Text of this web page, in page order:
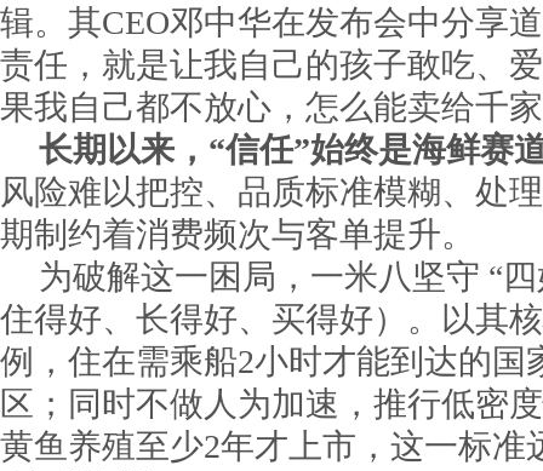
辑。其CEO邓中华在发布会中分享
责任，就是让我自己的孩子敢吃、
果我自己都不放心，怎么能卖给千
长期以来，“信任”始终是海鲜赛
风险难以把控、品质标准模糊、处
期制约着消费频次与客单提升。
为破解这一困局，一米八坚守 “
住得好、长得好、买得好）。以其
例，住在需乘船2小时才能到达的国
区；同时不做人为加速，推行低密
黄鱼养殖至少2年才上市，这一标准